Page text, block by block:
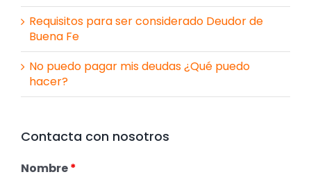
Requisitos para ser considerado Deudor de
Buena Fe
No puedo pagar mis deudas ¿Qué puedo
hacer?
Contacta con nosotros
Nombre*